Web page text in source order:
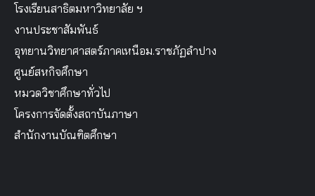
โรงเรียนสาธิตมหาวิทยาลัย ฯ
งานประชาสัมพันธ์
อุทยานวิทยาศาสตร์ภาคเหนือม.ราชภัฏลำปาง
ศูนย์สหกิจศึกษา
หมวดวิชาศึกษาทั่วไป
โครงการจัดตั้งสถาบันภาษา
สำนักงานบัณฑิตศึกษา